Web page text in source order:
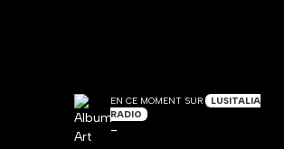
EN CE MOMENT SUR
LUSITALIA
RADIO
-